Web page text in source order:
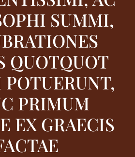
SUMMI,
QUOTQUOT
PRIMUM
EX GRAECIS